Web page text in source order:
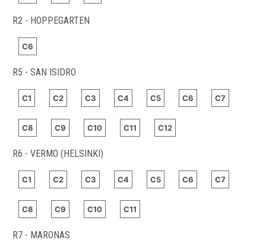
R2 - HOPPEGARTEN
C6
R5 - SAN ISIDRO
C1 C2 C3 C4 C5 C6 C7
C8 C9 C10 C11 C12
R6 - VERMO (HELSINKI)
C1 C2 C3 C4 C5 C6 C7
C8 C9 C10 C11
R7 - MARONAS